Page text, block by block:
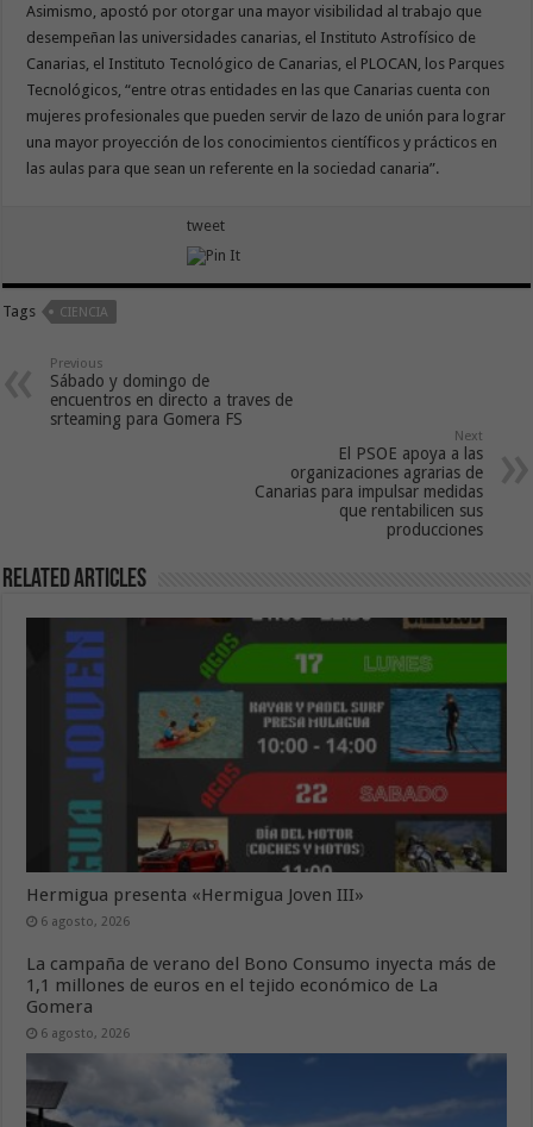
Asimismo, apostó por otorgar una mayor visibilidad al trabajo que
desempeñan las universidades canarias, el Instituto Astrofísico de
Canarias, el Instituto Tecnológico de Canarias, el PLOCAN, los Parques
Tecnológicos, “entre otras entidades en las que Canarias cuenta con
mujeres profesionales que pueden servir de lazo de unión para lograr
una mayor proyección de los conocimientos científicos y prácticos en
las aulas para que sean un referente en la sociedad canaria”.
tweet
Tags CIENCIA
Previous
Sábado y domingo de
encuentros en directo a traves de
srteaming para Gomera FS
Next
El PSOE apoya a las
organizaciones agrarias de
Canarias para impulsar medidas
que rentabilicen sus
producciones
Related Articles
Hermigua presenta «Hermigua Joven III»
6 agosto, 2026
La campaña de verano del Bono Consumo inyecta más de
1,1 millones de euros en el tejido económico de La
Gomera
6 agosto, 2026